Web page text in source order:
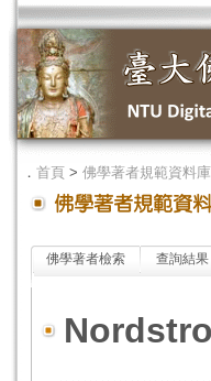
． 首頁 > 佛學著者規範資料庫
佛學著者檢索 查詢結果